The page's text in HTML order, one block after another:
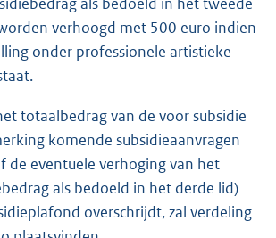
verhoogd met 500 euro indien
onder professionele artistieke
totaalbedrag van de voor subsidie
komende subsidieaanvragen
de eventuele verhoging van het
als bedoeld in het derde lid)
overschrijdt, zal verdeling